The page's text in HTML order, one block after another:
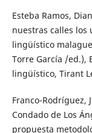
Esteba Ramos,
nuestras calles los
lingüístico
Torre García /ed.),
lingüístico, Tirant
Franco-Rodríguez,
Condado de Los
propuesta